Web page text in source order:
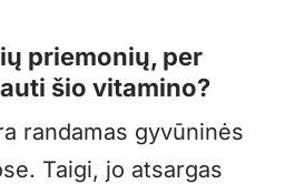
priemonių, per
šio vitamino?
randamas gyvūninės
Taigi, jo atsargas